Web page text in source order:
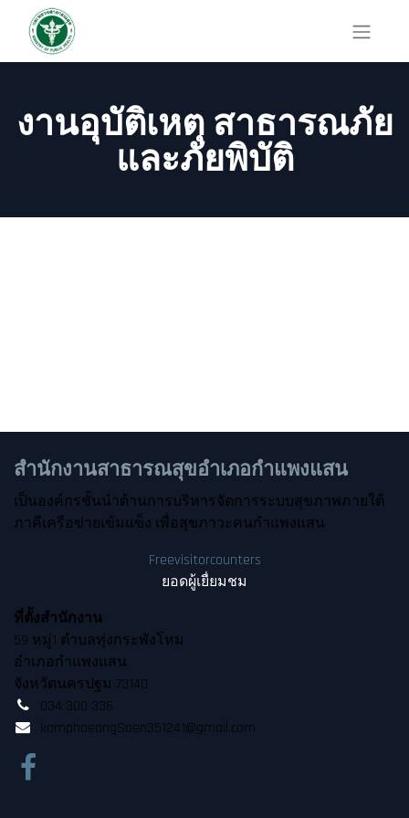
งานอุบัติเหตุ สาธารณภัย
และภัยพิบัติ
สำนักงานสาธารณสุขอำเภอกำแพงแสน
เป็นองค์กรชั้นนำด้านการบริหารจัดการระบบสุขภาพภายใต้
ภาคีเครือข่ายเข้มแข็ง เพื่อสุข​ภาวะคนกำแพงแสน
Freevisitorcounters
ยอดผู้เยื่ยมชม
ที่ตั้งสำนักงาน
59 หมู่1 ตำบลทุ่งกระพังโหม
อำเภอกำแพงแสน
จังหวัดนครปฐม 73140
034 300 336
kamphaeangSaen351241@gmail.com